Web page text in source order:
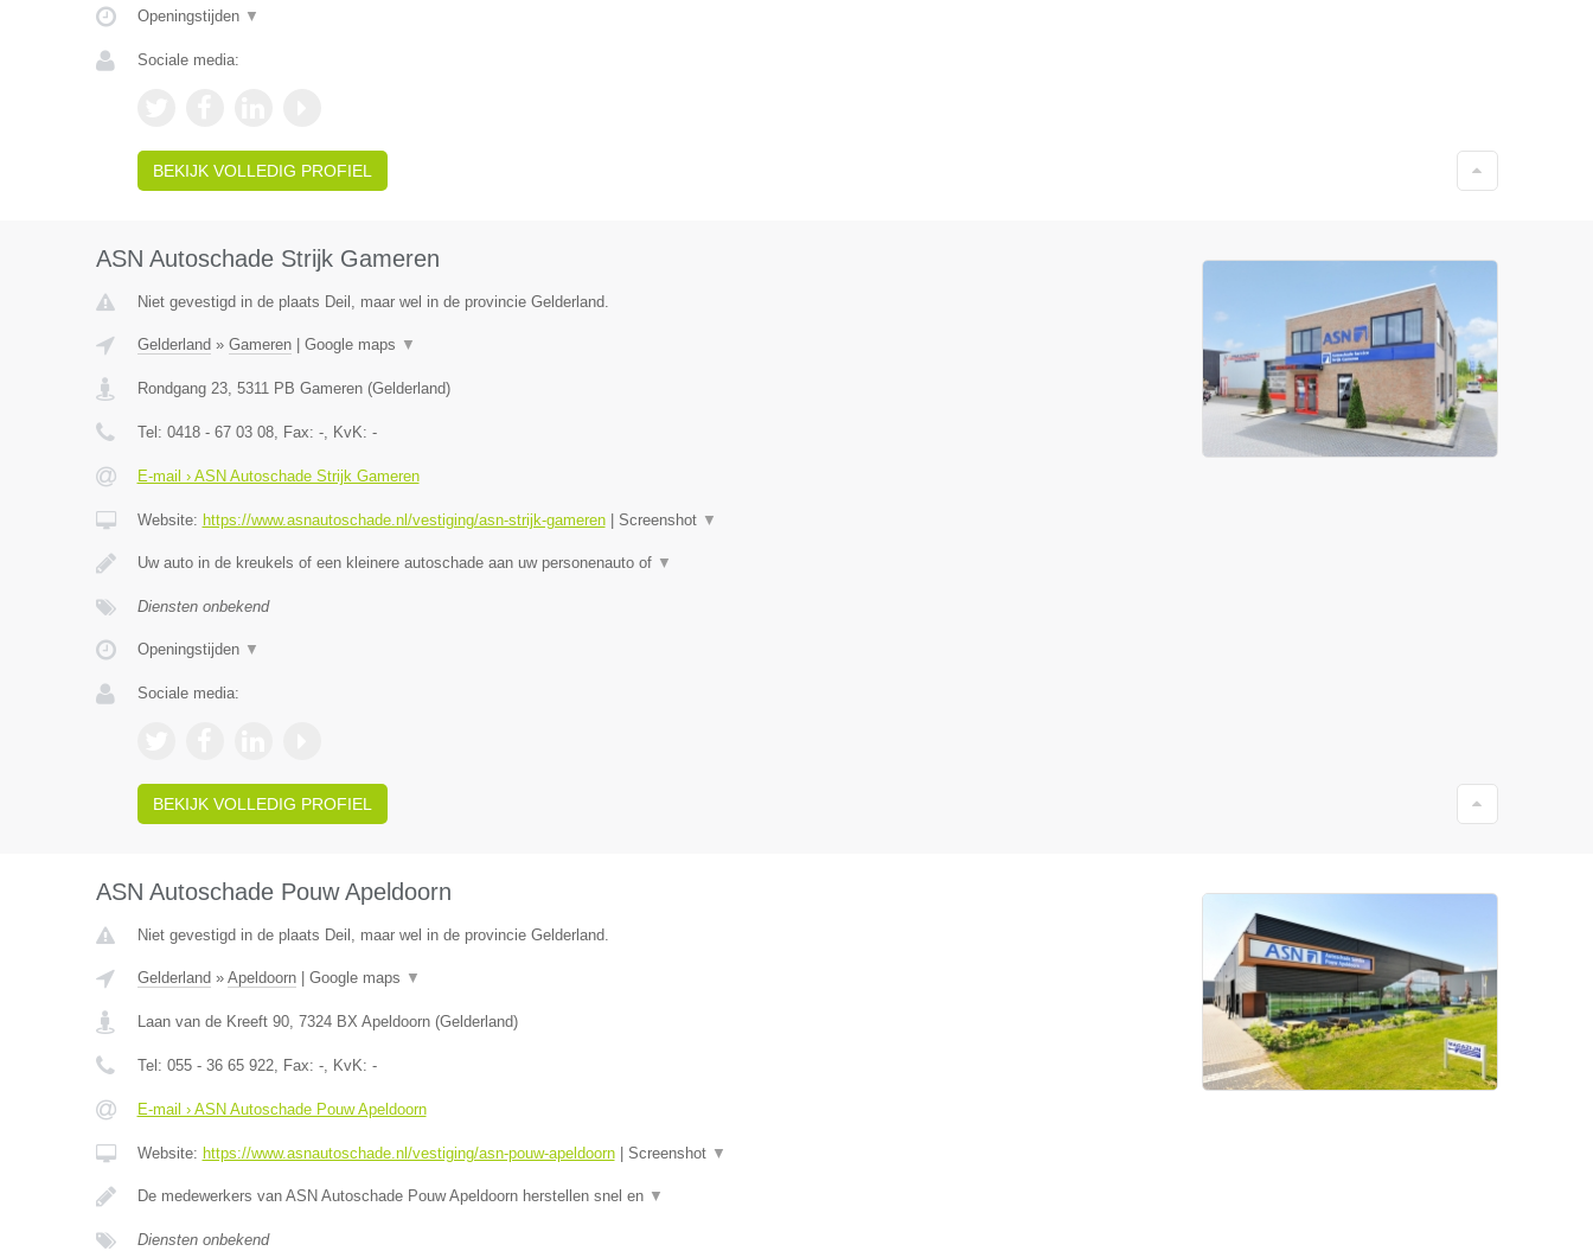
Openingstijden ▼
Sociale media:
BEKIJK VOLLEDIG PROFIEL
ASN Autoschade Strijk Gameren
Niet gevestigd in de plaats Deil, maar wel in de provincie Gelderland.
Gelderland » Gameren| Google maps ▼
Rondgang 23, 5311 PB Gameren(Gelderland)
Tel: 0418 - 67 03 08, Fax: -, KvK: -
E-mail › ASN Autoschade Strijk Gameren
Website: https://www.asnautoschade.nl/vestiging/asn-strijk-gameren| Screenshot ▼
Uw auto in de kreukels of een kleinere autoschade aan uw personenauto of ▼
Diensten onbekend
Openingstijden ▼
Sociale media:
BEKIJK VOLLEDIG PROFIEL
ASN Autoschade Pouw Apeldoorn
Niet gevestigd in de plaats Deil, maar wel in de provincie Gelderland.
Gelderland » Apeldoorn| Google maps ▼
Laan van de Kreeft 90, 7324 BX Apeldoorn(Gelderland)
Tel: 055 - 36 65 922, Fax: -, KvK: -
E-mail › ASN Autoschade Pouw Apeldoorn
Website: https://www.asnautoschade.nl/vestiging/asn-pouw-apeldoorn| Screenshot ▼
De medewerkers van ASN Autoschade Pouw Apeldoorn herstellen snel en ▼
Diensten onbekend